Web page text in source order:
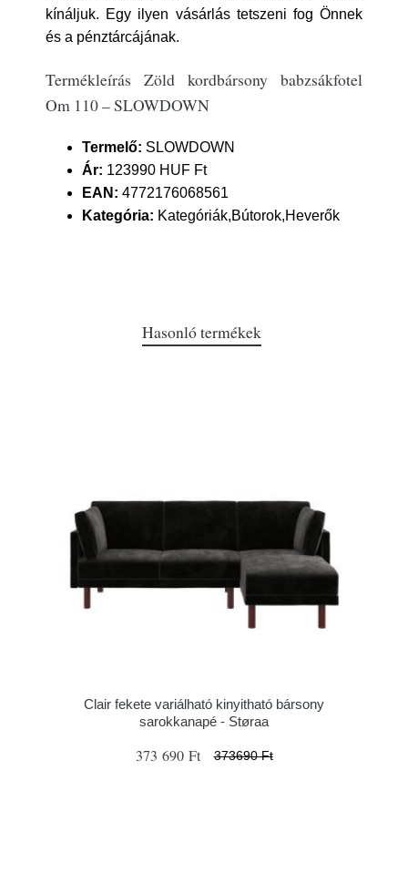
kínáljuk. Egy ilyen vásárlás tetszeni fog Önnek
és a pénztárcájának.
Termékleírás Zöld kordbársony babzsákfotel
Om 110 – SLOWDOWN
Termelő: SLOWDOWN
Ár: 123990 HUF Ft
EAN: 4772176068561
Kategória: Kategóriák,Bútorok,Heverők
Hasonló termékek
Clair fekete variálható kinyitható bársony
sarokkanapé - Støraa
373 690 Ft 373690 Ft